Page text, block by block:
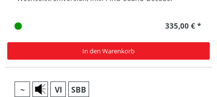
335,00 € *
In den Warenkorb
~ VI SBB